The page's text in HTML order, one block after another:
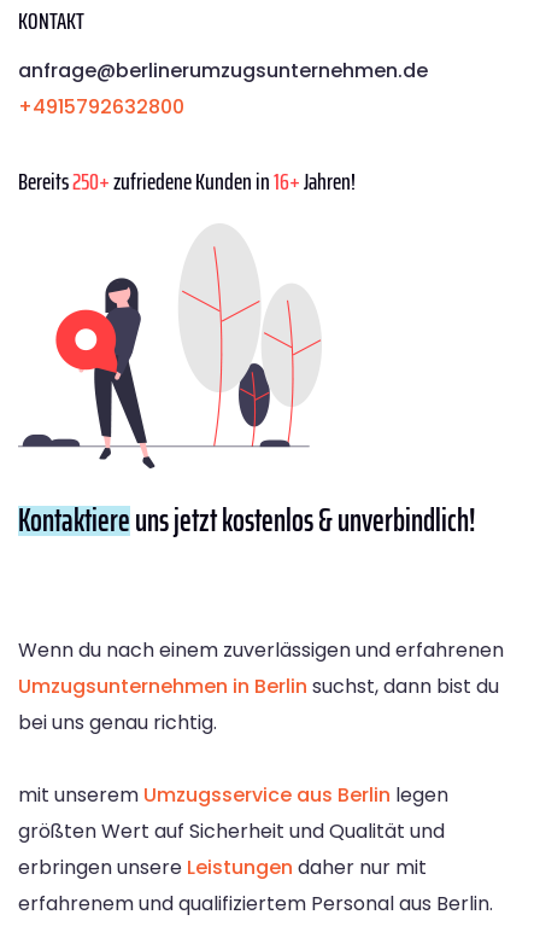
KONTAKT
anfrage@berlinerumzugsunternehmen.de
+4915792632800
Bereits250+zufriedene Kunden in16+Jahren!
Kontaktiereuns jetzt kostenlos & unverbindlich!
Wenn du nach einem zuverlässigen und erfahrenen
Umzugsunternehmen in Berlin suchst, dann bist du
bei uns genau richtig.
mit unserem Umzugsservice aus Berlin legen
größten Wert auf Sicherheit und Qualität und
erbringen unsere Leistungen daher nur mit
erfahrenem und qualifiziertem Personal aus Berlin.